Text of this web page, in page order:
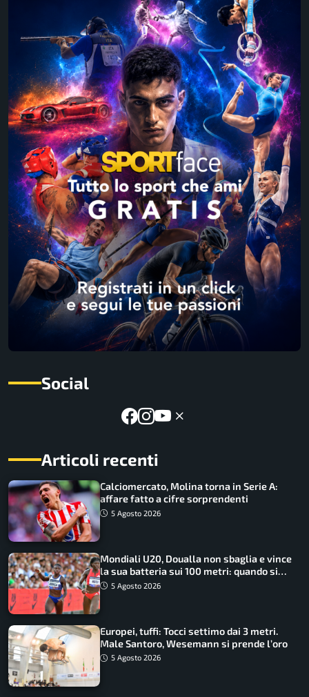
Social
Articoli recenti
Calciomercato, Molina torna in Serie A:
affare fatto a cifre sorprendenti
5 Agosto 2026
Mondiali U20, Doualla non sbaglia e vince
la sua batteria sui 100 metri: quando si
disputano le finali
5 Agosto 2026
Europei, tuffi: Tocci settimo dai 3 metri.
Male Santoro, Wesemann si prende l’oro
5 Agosto 2026